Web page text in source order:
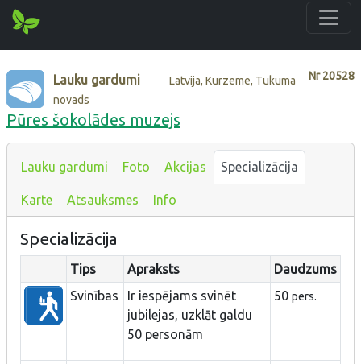
Nr20528
Lauku gardumi
Latvija, Kurzeme, Tukuma
novads
Pūres šokolādes muzejs
Lauku gardumi Foto Akcijas Specializācija
Karte Atsauksmes Info
Specializācija
Tips Apraksts
Daudzums
Svinības
Ir iespējams svinēt
jubilejas, uzklāt galdu
50 personām
50 pers.